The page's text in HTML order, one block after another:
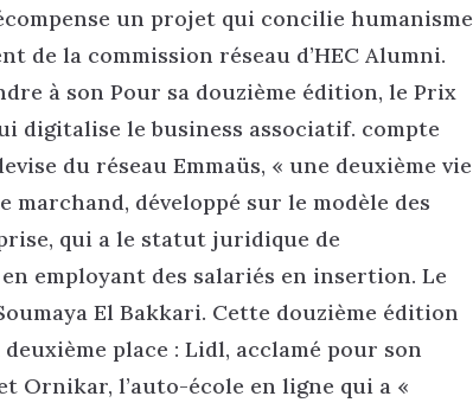
un projet qui concilie humanisme
de la commission réseau d’HEC Alumni.
à son Pour sa douzième édition, le Prix
digitalise le business associatif. compte
du réseau Emmaüs, « une deuxième vie
marchand, développé sur le modèle des
qui a le statut juridique de
employant des salariés en insertion. Le
El Bakkari. Cette douzième édition
place : Lidl, acclamé pour son
Ornikar, l’auto-école en ligne qui a «